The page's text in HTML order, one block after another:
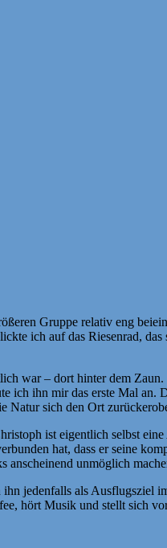
Gruppe relativ eng
ich auf das Riesenrad,
war – dort hinter dem
ich ihn mir das erste Mal an.
Natur sich den Ort
ist eigentlich selbst
hat, dass er seine
anscheinend unmöglich
jedenfalls als Ausflugsziel
hört Musik und stellt sich